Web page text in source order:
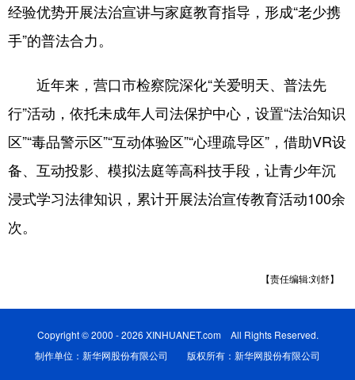
经验优势开展法治宣讲与家庭教育指导，形成“老少携
手”的普法合力。
近年来，营口市检察院深化“关爱明天、普法先
行”活动，依托未成年人司法保护中心，设置“法治知识
区”“毒品警示区”“互动体验区”“心理疏导区”，借助VR设
备、互动投影、模拟法庭等高科技手段，让青少年沉
浸式学习法律知识，累计开展法治宣传教育活动100余
次。
【责任编辑:刘舒】
Copyright © 2000 - 2026 XINHUANET.com All Rights Reserved.
制作单位：新华网股份有限公司 版权所有：新华网股份有限公司